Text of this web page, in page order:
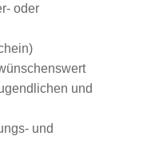
oder
und
und